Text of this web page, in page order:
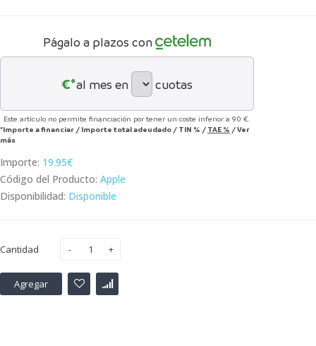
Págalo a plazos con
€*al mes en cuotas
Este artículo no permite financiación por tener un coste inferior a 90 €.
*Importe a financiar / Importe total adeudado / TIN % / TAE % /Ver
más
Importe: 19.95€
Código del Producto: Apple
Disponibilidad: Disponible
Cantidad
Agregar